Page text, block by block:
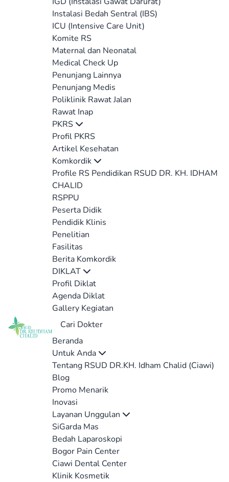
Instalasi Bedah Sentral (IBS)
ICU (Intensive Care Unit)
Komite RS
Maternal dan Neonatal
Medical Check Up
Penunjang Lainnya
Penunjang Medis
Poliklinik Rawat Jalan
Rawat Inap
PKRS
Profil PKRS
Artikel Kesehatan
Komkordik
Profile RS Pendidikan RSUD DR. KH. IDHAM
CHALID
RSPPU
Peserta Didik
Pendidik Klinis
Penelitian
Fasilitas
Berita Komkordik
DIKLAT
Profil Diklat
Agenda Diklat
Gallery Kegiatan
Cari Dokter
Beranda
Untuk Anda
Tentang RSUD DR.KH. Idham Chalid (Ciawi)
Blog
Promo Menarik
Inovasi
Layanan Unggulan
SiGarda Mas
Bedah Laparoskopi
Bogor Pain Center
Ciawi Dental Center
Klinik Kosmetik